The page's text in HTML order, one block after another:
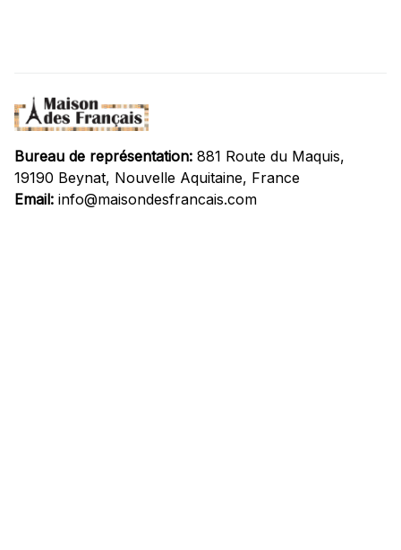
Bureau de représentation: 881 Route du Maquis,
19190 Beynat, Nouvelle Aquitaine, France
Email: info@maisondesfrancais.com